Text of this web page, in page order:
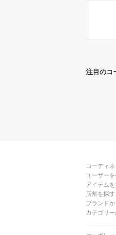
注目のコ
コーディ
ユーザー
アイテムを
店舗を探す
ブランド
カテゴリ